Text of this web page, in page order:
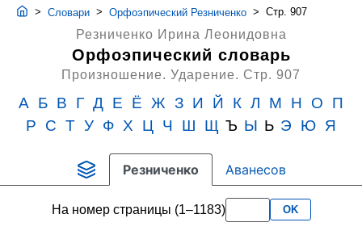
> Словари > Орфоэпический Резниченко > Стр. 907
Резниченко Ирина Леонидовна
Орфоэпический словарь
Произношение. Ударение. Стр. 907
А Б В Г Д Е Ё Ж З И Й К Л М Н О
П
Р
С Т У Ф Х Ц Ч Ш Щ Ъ Ы Ь Э Ю Я
Резниченко Аванесов
На номер страницы (1–1183) OK